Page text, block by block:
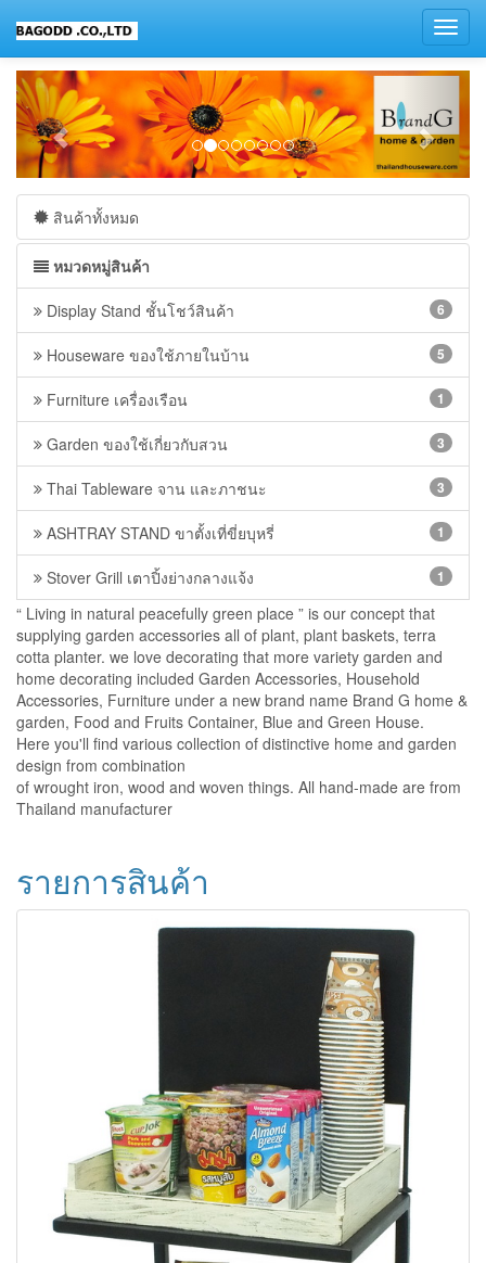
สินค้าทั้งหมด
หมวดหมู่สินค้า
Display Stand ชั้นโชว์สินค้า 6
Houseware ของใช้ภายในบ้าน 5
Furniture เครื่องเรือน 1
Garden ของใช้เกี่ยวกับสวน 3
Thai Tableware จาน และภาชนะ 3
ASHTRAY STAND ขาตั้งเที่ขี่ยบุหรี่ 1
Stover Grill เตาปิ้งย่างกลางแจ้ง 1
“ Living in natural peacefully green place ” is our concept that
supplying garden accessories all of plant, plant baskets, terra
cotta planter. we love decorating that more variety garden and
home decorating included Garden Accessories, Household
Accessories, Furniture under a new brand name Brand G home &
garden, Food and Fruits Container, Blue and Green House.
Here you'll find various collection of distinctive home and garden
design from combination
of wrought iron, wood and woven things. All hand-made are from
Thailand manufacturer
รายการสินค้า